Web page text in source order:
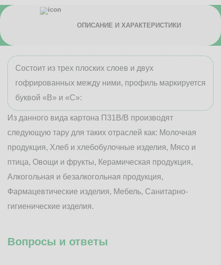
ОПИСАНИЕ И ХАРАКТЕРИСТИКИ
Состоит из трех плоских слоев и двух
гофрированных между ними, профиль маркируется
буквой «В» и «С»:
Из данного вида картона П31В/B производят
следующую тару для таких отраслей как: Молочная
продукция, Хлеб и хлебобулочные изделия, Мясо и
птица, Овощи и фрукты, Керамическая продукция,
Алкогольная и безалкогольная продукция,
Фармацевтические изделия, Мебель, Санитарно-
гигиенические изделия.
Вопросы и ответы